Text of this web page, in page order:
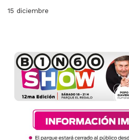
15 diciembre